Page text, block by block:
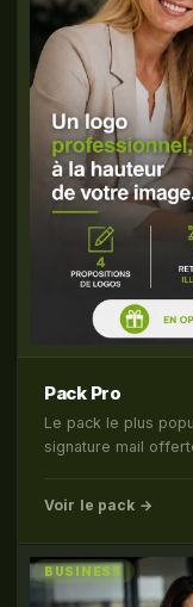
Pack Pro
Le pack le plus
signature mail
Voir le pack →
BUSINESS